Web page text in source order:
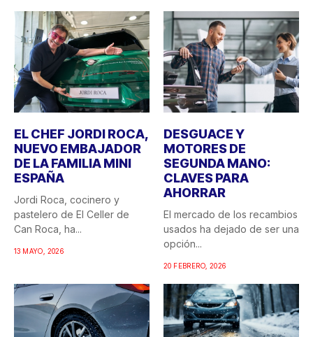
EL CHEF JORDI ROCA,
NUEVO EMBAJADOR
DE LA FAMILIA MINI
ESPAÑA
Jordi Roca, cocinero y
pastelero de El Celler de
Can Roca, ha...
13 MAYO, 2026
DESGUACE Y
MOTORES DE
SEGUNDA MANO:
CLAVES PARA
AHORRAR
El mercado de los recambios
usados ha dejado de ser una
opción...
20 FEBRERO, 2026